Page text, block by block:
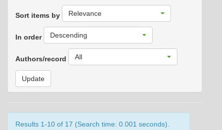
Sort items by Relevance
In order Descending
Authors/record All
Results 1-10 of 17 (Search time: 0.001 seconds).